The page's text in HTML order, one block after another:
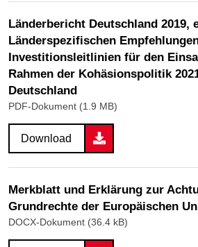
Länderbericht Deutschland 2019,
Länderspezifischen
Investitionsleitlinien für den
Rahmen der Kohäsionspolitik
Deutschland
PDF-Dokument (1.9 MB)
Download
Merkblatt und Erklärung zur
Grundrechte der Europäischen
DOCX-Dokument (36.4 kB)